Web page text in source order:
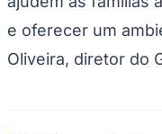
e oferecer um
Oliveira, diretor do